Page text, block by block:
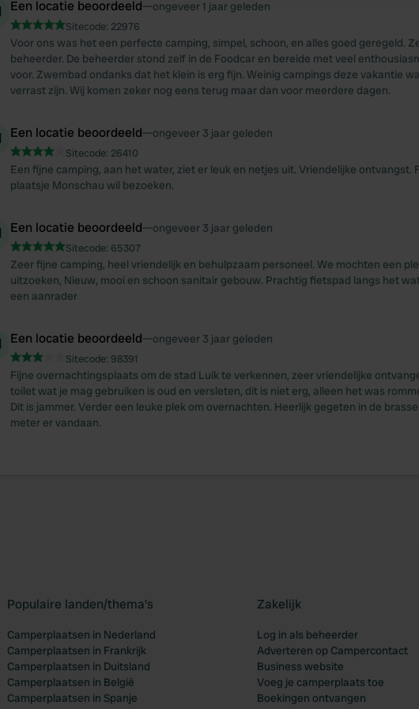
Een locatie beoordeeld—ongeveer 1 jaar geleden
Sitecode: 22976
Voor ons was het een perfecte camping, simpel, schoon, en alles goed geregeld.
beheerder. De beheerder stond zelf in de Foodcar en bereide met veel
voor. Zwembad ondanks dat het klein is erg fijn. Weinig campings deze vakantie
verrast zijn. Wij komen zeker nog eens terug maar dan voor meerdere dagen.
Een locatie beoordeeld—ongeveer 3 jaar geleden
Sitecode: 26410
Een fijne camping, aan het water, ziet er leuk en netjes uit. Vriendelijke ontvangst.
plaatsje Monschau wil bezoeken.
Een locatie beoordeeld—ongeveer 3 jaar geleden
Sitecode: 65307
Zeer fijne camping, heel vriendelijk en behulpzaam personeel. We mochten een
uitzoeken, Nieuw, mooi en schoon sanitair gebouw. Prachtig fietspad langs het
een aanrader
Een locatie beoordeeld—ongeveer 3 jaar geleden
Sitecode: 98391
Fijne overnachtingsplaats om de stad Luik te verkennen, zeer vriendelijke
toilet wat je mag gebruiken is oud en versleten, dit is niet erg, alleen het was
Dit is jammer. Verder een leuke plek om overnachten. Heerlijk gegeten in de
meter er vandaan.
Populaire landen/thema's
Camperplaatsen in Nederland
Camperplaatsen in Frankrijk
Camperplaatsen in Duitsland
Camperplaatsen in België
Camperplaatsen in Spanje
Zakelijk
Log in als beheerder
Adverteren op Campercontact
Business website
Voeg je camperplaats toe
Boekingen ontvangen